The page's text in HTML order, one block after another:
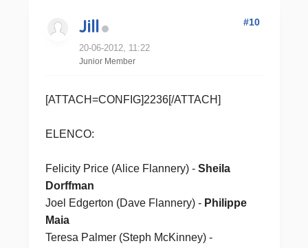
Jill
20-06-2012, 11:22
Junior Member
#10
[ATTACH=CONFIG]2236[/ATTACH]
ELENCO:
Felicity Price (Alice Flannery) - Sheila
Dorffman
Joel Edgerton (Dave Flannery) - Philippe
Maia
Teresa Palmer (Steph McKinney) -